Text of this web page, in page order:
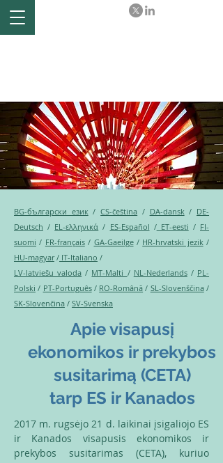
BG-български език/CS-čeština / DA-dansk/ DE-
Deutsch / EL-ελληνικά / ES-Español /ET-eesti / FI-
suomi / FR-français/ GA-Gaeilge/ HR-hrvatski jezik/
HU-magyar/ IT-Italiano /
LV-latviešu valoda / MT-Malti / NL-Nederlands/ PL-
Polski / PT-Português/ RO-Română / SL-Slovenščina/
SK-Slovenčina / SV-Svenska
Apie visapusį
ekonomikos ir prekybos
susitarimą (CETA)
tarp ES ir Kanados
2017 m. rugsėjo 21 d. laikinai įsigaliojo ES
ir Kanados visapusis ekonomikos ir
prekybos susitarimas (CETA), kuriuo